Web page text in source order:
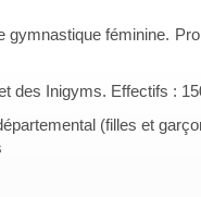
gymnastique féminine.
des Inigyms. Effectifs :
(filles et